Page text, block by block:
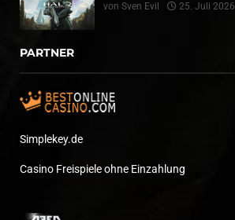
von Sven Evil 25. Juli 2026
PARTNER
Simplekey.de
Casino Freispiele ohne Einzahlung